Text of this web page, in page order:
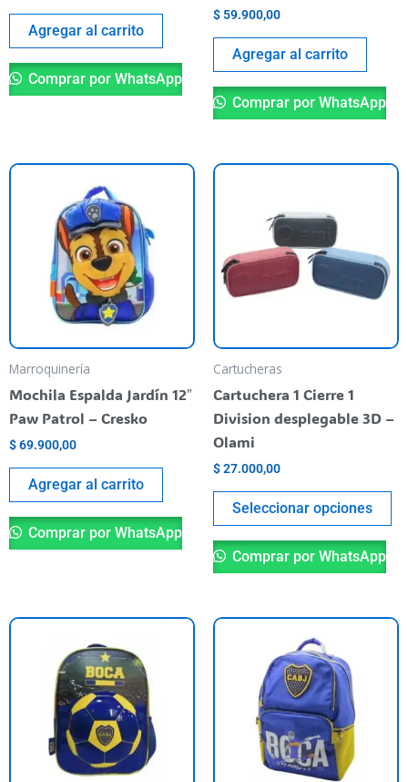
Agregar al carrito
Comprar por WhatsApp
$ 59.900,00
Agregar al carrito
Comprar por WhatsApp
Marroquinería
Mochila Espalda Jardín 12″
Paw Patrol – Cresko
$69.900,00
Agregar al carrito
Comprar por WhatsApp
Cartucheras
Cartuchera 1 Cierre 1
Division desplegable 3D –
Olami
$27.000,00
Seleccionar opciones
se
Comprar por WhatsApp